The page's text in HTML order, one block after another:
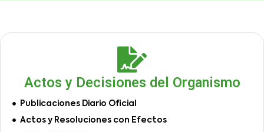
Actos y Decisiones del Organismo
Publicaciones Diario Oficial
Actos y Resoluciones con Efectos